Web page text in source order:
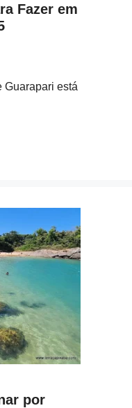
Fazer em
Guarapari está
por